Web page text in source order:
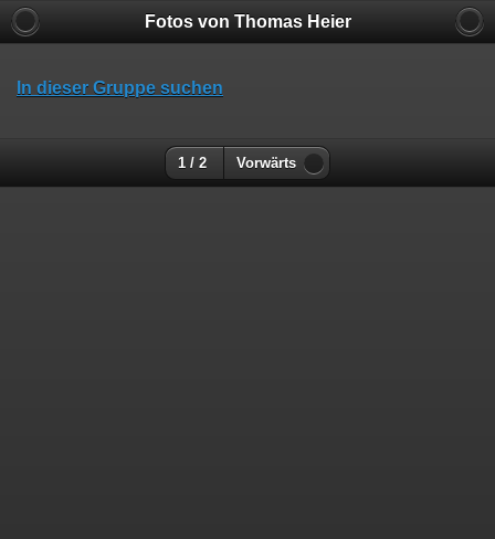
Fotos von Thomas Heier
In dieser Gruppe suchen
1 / 2 Vorwärts